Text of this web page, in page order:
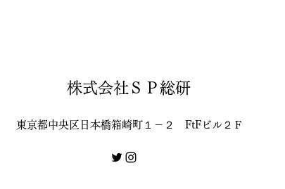
株式会社ＳＰ総研
東京都中央区日本橋箱崎町１－２ FtFビル２Ｆ